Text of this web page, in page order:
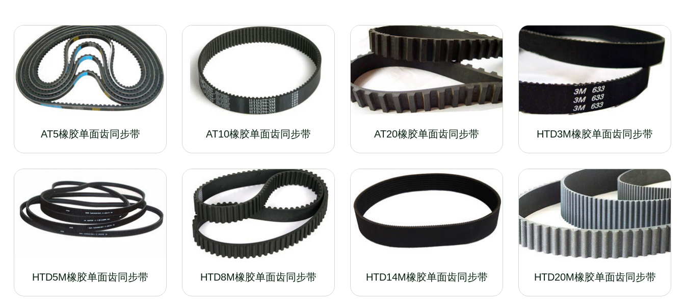
AT5橡胶单面齿同步带 AT10橡胶单面齿同步带 AT20橡胶单面齿同步带 HTD3M橡胶单面齿同步带
HTD5M橡胶单面齿同步带 HTD8M橡胶单面齿同步带 HTD14M橡胶单面齿同步带 HTD20M橡胶单面齿同步带